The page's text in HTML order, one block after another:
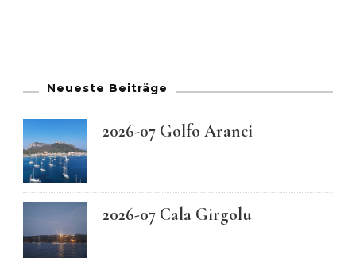
Neueste Beiträge
2026-07 Golfo Aranci
2026-07 Cala Girgolu